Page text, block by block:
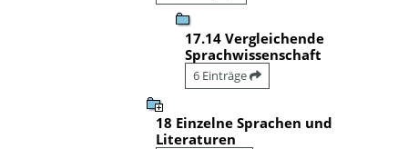
17.14 Vergleichende
Sprachwissenschaft
6 Einträge
18 Einzelne Sprachen und
Literaturen